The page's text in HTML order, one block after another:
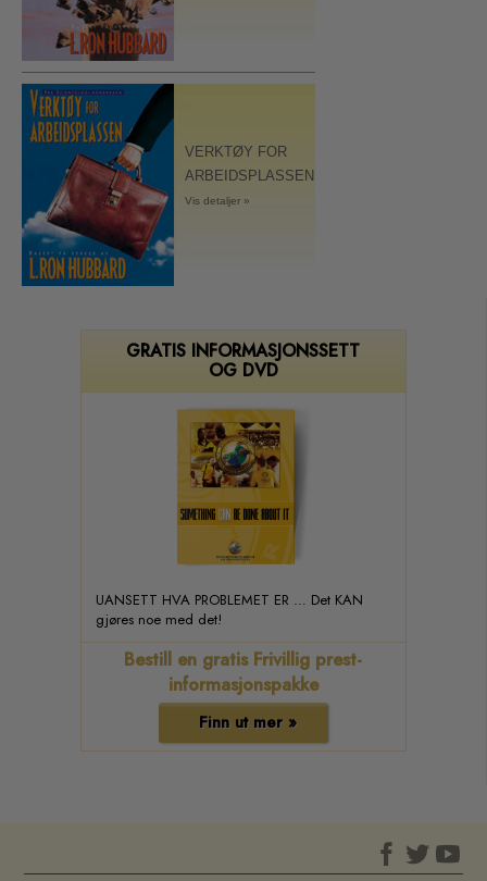
VERKTØY FOR
ARBEIDSPLASSEN
Vis detaljer »
GRATIS INFORMASJONSSETT
OG DVD
UANSETT HVA PROBLEMET ER … Det KAN
gjøres noe med det!
Bestill en gratis Frivillig prest-
informasjonspakke
Finn ut mer »